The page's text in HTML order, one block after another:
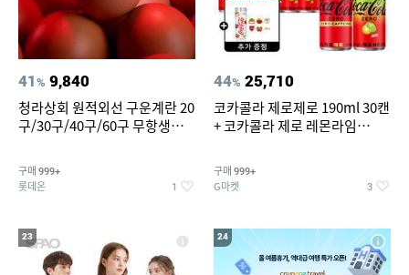
41% 9,840
청라상회 원적외선 구운계란 20
구/30구/40구/60구 무항생제
구매 999+
롯데온 1
44% 25,710
코카콜라 제로제로 190ml 30캔
+ 코카콜라 제로 레몬라임
티커 세트
구매 999+
G마켓 3
23 24